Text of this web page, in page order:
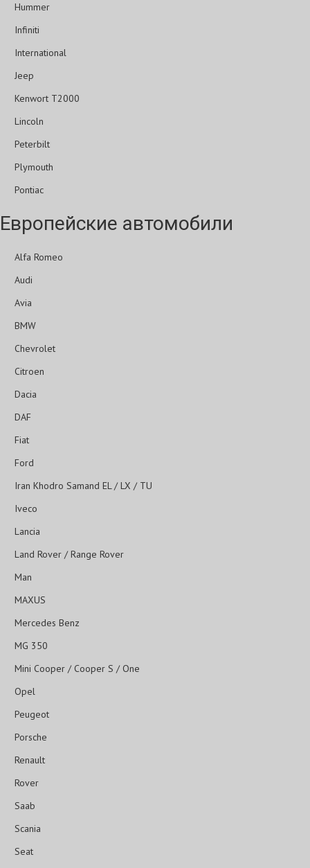
Hummer
Infiniti
International
Jeep
Kenwort T2000
Lincoln
Peterbilt
Plymouth
Pontiac
Европейские автомобили
Alfa Romeo
Audi
Avia
BMW
Chevrolet
Citroen
Dacia
DAF
Fiat
Ford
Iran Khodro Samand EL / LX / TU
Iveco
Lancia
Land Rover / Range Rover
Man
MAXUS
Mercedes Benz
MG 350
Mini Cooper / Cooper S / One
Opel
Peugeot
Porsche
Renault
Rover
Saab
Scania
Seat